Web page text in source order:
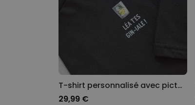
T-shirt personnalisé avec picto et texte
29,99 €